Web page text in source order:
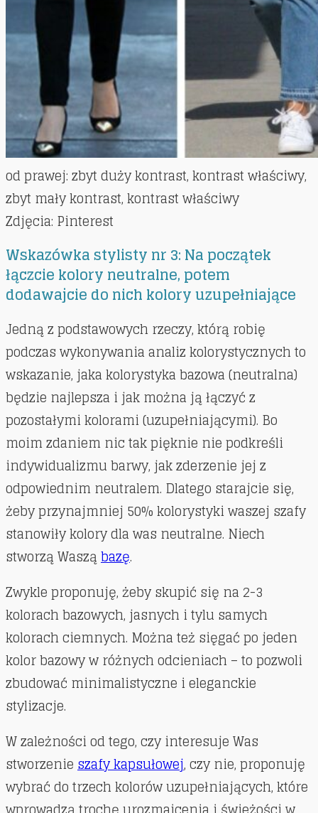
od prawej: zbyt duży kontrast, kontrast właściwy,
zbyt mały kontrast, kontrast właściwy
Zdjęcia: Pinterest
Wskazówka stylisty nr 3: Na początek
łączcie kolory neutralne, potem
dodawajcie do nich kolory uzupełniające
Jedną z podstawowych rzeczy, którą robię
podczas wykonywania analiz kolorystycznych to
wskazanie, jaka kolorystyka bazowa (neutralna)
będzie najlepsza i jak można ją łączyć z
pozostałymi kolorami (uzupełniającymi). Bo
moim zdaniem nic tak pięknie nie podkreśli
indywidualizmu barwy, jak zderzenie jej z
odpowiednim neutralem. Dlatego starajcie się,
żeby przynajmniej 50% kolorystyki waszej szafy
stanowiły kolory dla was neutralne. Niech
stworzą Wasząbazę.
Zwykle proponuję, żeby skupić się na 2-3
kolorach bazowych, jasnych i tylu samych
kolorach ciemnych. Można też sięgać po jeden
kolor bazowy w różnych odcieniach – to pozwoli
zbudować minimalistyczne i eleganckie
stylizacje.
W zależności od tego, czy interesuje Was
stworzenieszafy kapsułowej, czy nie, proponuję
wybrać do trzech kolorów uzupełniających, które